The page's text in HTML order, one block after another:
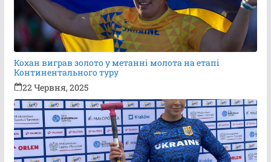
Кохан виграв золото у метанні молота на етапі
Континентального туру
22 Червня, 2025